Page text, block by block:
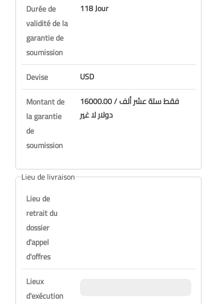
Durée de
validité de la
garantie de
soumission
118 Jour
Devise
USD
Montant de
la garantie
de
soumission
16000.00 / فقط ستة عشر ألف
دولار لا غير
Lieu de livraison
Lieu de
retrait du
dossier
d'appel
d'offres
Lieux
d'exécution